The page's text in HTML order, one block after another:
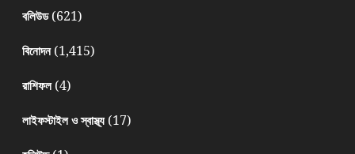
বলিউড(621)
বিনোদন(1,415)
রাশিফল(4)
লাইফস্টাইল ও স্বাস্থ্য(17)